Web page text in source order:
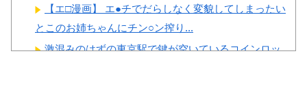
【エ□漫画】 エ●チでだらしなく変貌してしまったい
とこのお姉ちゃんにチン○ン搾り...
激混みのはずの東京駅で鍵が空いているコインロッ